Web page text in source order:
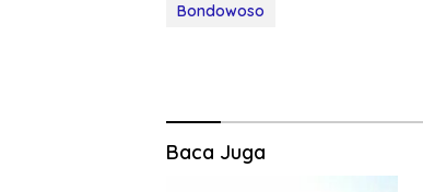
Bondowoso
Baca Juga